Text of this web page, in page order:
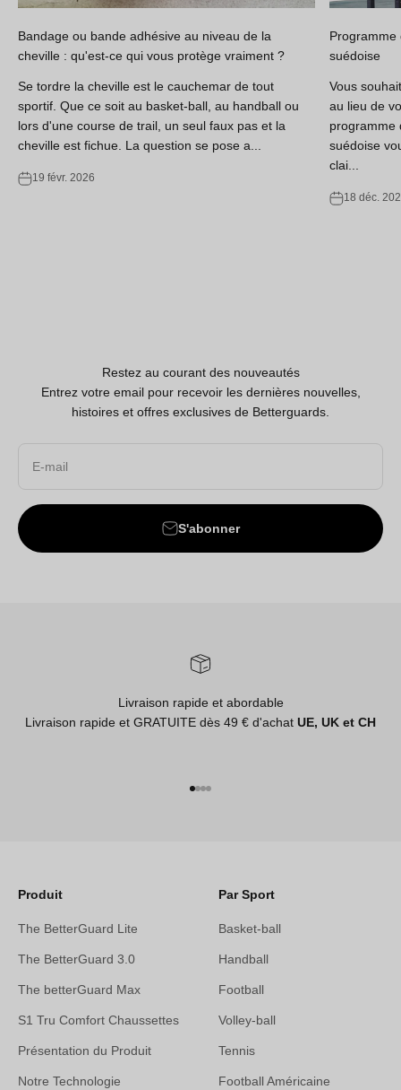
Bandage ou bande adhésive au niveau de la
cheville : qu'est-ce qui vous protège vraiment ?
Se tordre la cheville est le cauchemar de tout
sportif. Que ce soit au basket-ball, au handball ou
lors d'une course de trail, un seul faux pas et la
cheville est fichue. La question se pose a...
19 févr. 2026
Programme
suédoise
Vous
au lieu de
programme
suédoise
clai...
18 déc.
Prêt à s'inspirer ?
De la prévention des blessures aux conseils d'entraînement, en
passant par les dernières technologies sportives. Obtenez tous
nos meilleurs contenus pour vous aider à mieux bouger et à
Restez au courant des nouveautés
Entrez votre email pour recevoir les dernières nouvelles,
histoires et offres exclusives de Betterguards.
E-mail
S'abonner
Livraison rapide et abordable
Livraison rapide et GRATUITE dès 49 € d'achat UE, UK et CH
Produit
The BetterGuard Lite
The BetterGuard 3.0
The betterGuard Max
S1 Tru Comfort Chaussettes
Présentation du Produit
Notre Technologie
Par Sport
Basket-ball
Handball
Football
Volley-ball
Tennis
Football Américaine